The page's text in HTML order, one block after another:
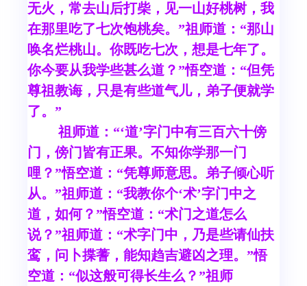
无火，常去山后打柴，见一山好桃树，我
在那里吃了七次饱桃矣。”祖师道：“那山
唤名烂桃山。你既吃七次，想是七年了。
你今要从我学些甚么道？”悟空道：“但凭
尊祖教诲，只是有些道气儿，弟子便就学
了。”
祖师道：“‘道’字门中有三百六十傍
门，傍门皆有正果。不知你学那一门
哩？”悟空道：“凭尊师意思。弟子倾心听
从。”祖师道：“我教你个‘术’字门中之
道，如何？”悟空道：“术门之道怎么
说？”祖师道：“术字门中，乃是些请仙扶
鸾，问卜揲蓍，能知趋吉避凶之理。”悟
空道：“似这般可得长生么？”祖师